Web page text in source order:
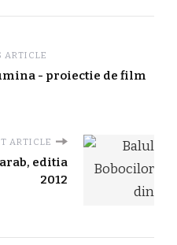
ARTICLE
- proiectie de film
ARTICLE
editia
2012